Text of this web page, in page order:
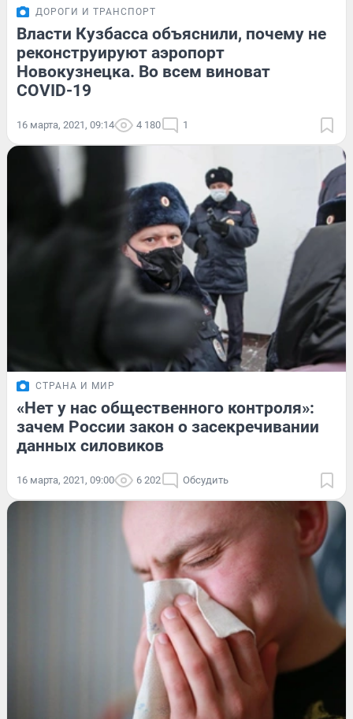
ДОРОГИ И ТРАНСПОРТ
Власти Кузбасса объяснили, почему не
реконструируют аэропорт
Новокузнецка. Во всем виноват
COVID-19
16 марта, 2021, 09:14 4 180 1
СТРАНА И МИР
«Нет у нас общественного контроля»:
зачем России закон о засекречивании
данных силовиков
16 марта, 2021, 09:00 6 202 Обсудить